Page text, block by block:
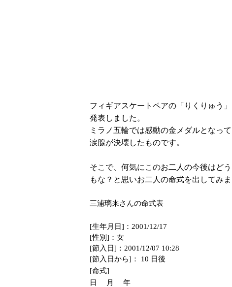
フィギアスケートペアの「りくりゅう
発表しました。
ミラノ五輪では感動の金メダルとなっ
涙腺が決壊したものです。
そこで、何気にこのお二人の今後はど
もな？と思いお二人の命式を出してみま
三浦璃来さんの命式表
[生年月日]：2001/12/17
[性別]：女
[節入日]：2001/12/07 10:28
[節入日から]： 10 日後
[命式]
日　 月　 年